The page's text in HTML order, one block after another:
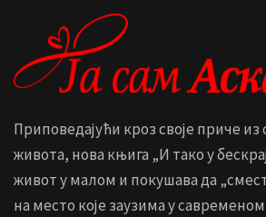
Приповедајући кроз своје приче из
живота, нова књига „И тако у
живот у малом и покушава да
на место које заузима у савременом